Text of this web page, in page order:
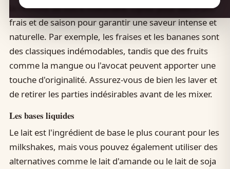
la réussite de votre milkshake. Optez pour des fruits
frais et de saison pour garantir une saveur intense et
naturelle. Par exemple, les fraises et les bananes sont
des classiques indémodables, tandis que des fruits
comme la mangue ou l'avocat peuvent apporter une
touche d'originalité. Assurez-vous de bien les laver et
de retirer les parties indésirables avant de les mixer.
Les bases liquides
Le lait est l'ingrédient de base le plus courant pour les
milkshakes, mais vous pouvez également utiliser des
alternatives comme le lait d'amande ou le lait de soja